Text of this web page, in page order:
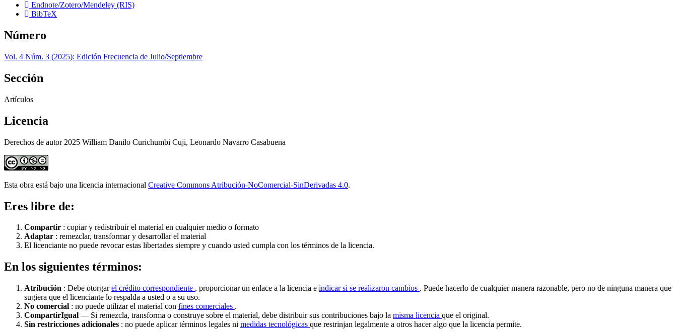
Endnote/Zotero/Mendeley (RIS)
BibTeX
Número
Vol. 4 Núm. 3 (2025): Edición Frecuencia de Julio/Septiembre
Sección
Artículos
Licencia
Derechos de autor 2025 William Danilo Curichumbi Cuji, Leonardo Navarro Casabuena
Esta obra está bajo una licencia internacional Creative Commons Atribución-NoComercial-SinDerivadas 4.0.
Eres libre de:
Compartir : copiar y redistribuir el material en cualquier medio o formato
Adaptar : remezclar, transformar y desarrollar el material
El licenciante no puede revocar estas libertades siempre y cuando usted cumpla con los términos de la licencia.
En los siguientes términos:
Atribución : Debe otorgarel crédito correspondiente , proporcionar un enlace a la licencia e indicar si se realizaron cambios . Puede hacerlo de cualquier manera razonable, pero no de ninguna manera que
sugiera que el licenciante lo respalda a usted o a su uso.
No comercial : no puede utilizar el material con fines comerciales .
CompartirIgual — Si remezcla, transforma o construye sobre el material, debe distribuir sus contribuciones bajo la misma licencia que el original.
Sin restricciones adicionales : no puede aplicar términos legales ni medidas tecnológicas que restrinjan legalmente a otros hacer algo que la licencia permite.